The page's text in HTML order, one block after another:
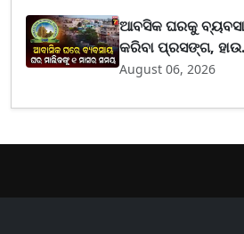
ଆବସିକ ଘରକୁ
କରିବା ପ୍ରସଙ୍ଗ,
August 06, 2026